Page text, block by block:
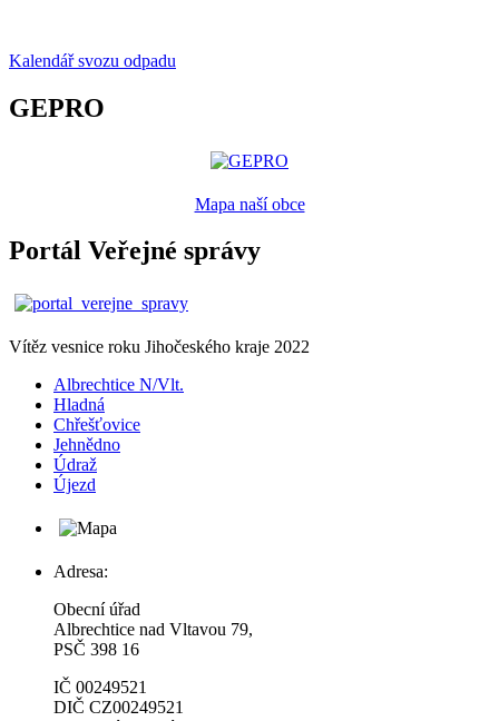
Kalendář svozu odpadu
GEPRO
Mapa naší obce
Portál Veřejné správy
Vítěz vesnice roku Jihočeského kraje 2022
Albrechtice N/Vlt.
Hladná
Chřešťovice
Jehnědno
Údraž
Újezd
Adresa:
Obecní úřad
Albrechtice nad Vltavou 79,
PSČ 398 16
IČ 00249521
DIČ CZ00249521